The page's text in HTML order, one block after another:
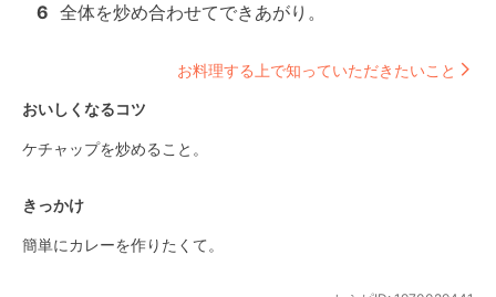
6 全体を炒め合わせてできあがり。
お料理する上で知っていただきたいこと
おいしくなるコツ
ケチャップを炒めること。
きっかけ
簡単にカレーを作りたくて。